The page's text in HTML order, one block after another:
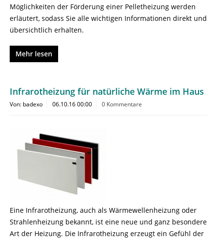
Möglichkeiten der Förderung einer Pelletheizung werden
erläutert, sodass Sie alle wichtigen Informationen direkt und
übersichtlich erhalten.
Mehr lesen
Infrarotheizung für natürliche Wärme im Haus
Von: badexo 06.10.16 00:00 0 Kommentare
Eine Infrarotheizung, auch als Wärmewellenheizung oder
Strahlenheizung bekannt, ist eine neue und ganz besondere
Art der Heizung. Die Infrarotheizung erzeugt ein Gefühl der